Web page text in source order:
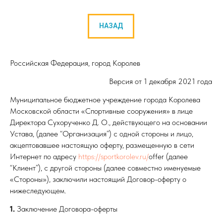
НАЗАД
Российская Федерация, город Королев
Версия от 1 декабря 2021 года
Муниципальное бюджетное учреждение города Королева
Московской области «Спортивные сооружения» в лице
Директора Сухорученко Д. О., действующего на основании
Устава, (далее “Организация”) с одной стороны и лицо,
акцептовавшее настоящую оферту, размещенную в сети
Интернет по адресу https://sportkorolev.ru/offer (далее
“Клиент”), с другой стороны (далее совместно именуемые
«Стороны»), заключили настоящий Договор-оферту о
нижеследующем.
1. Заключение Договора-оферты